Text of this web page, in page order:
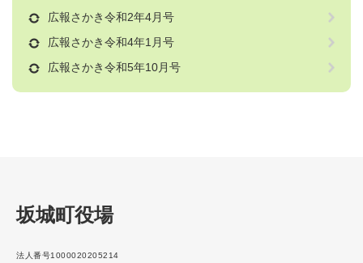
広報さかき令和2年4月号
広報さかき令和4年1月号
広報さかき令和5年10月号
坂城町役場
法人番号1000020205214